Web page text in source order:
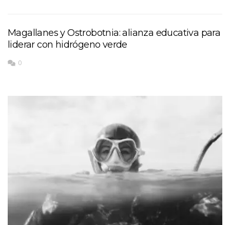
Magallanes y Ostrobotnia: alianza educativa para
liderar con hidrógeno verde
0